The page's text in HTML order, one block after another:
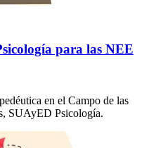
para las NEE
en el Campo de las
SUAyED Psicología.